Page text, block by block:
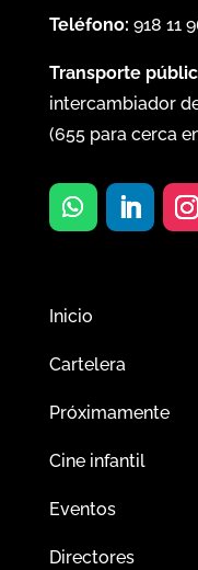
Teléfono: 918 11
Transporte
intercambiador
(655para cerca
Inicio
Cartelera
Próximamente
Cine infantil
Eventos
Directores